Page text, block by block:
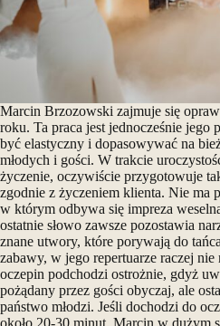
Marcin Brzozowski zajmuje się
roku. Ta praca jest jednocześnie jego
być elastyczny i dopasowywać na
młodych i gości. W trakcie
życzenie, oczywiście przygotowuje
zgodnie z życzeniem klienta. Nie ma
w którym odbywa się impreza
ostatnie słowo zawsze pozostawia
znane utwory, które porywają do
zabawy, w jego repertuarze raczej
oczepin podchodzi ostrożnie, gdyż
pożądany przez gości obyczaj, ale
państwo młodzi. Jeśli dochodzi do
około 20-30 minut. Marcin w dużym